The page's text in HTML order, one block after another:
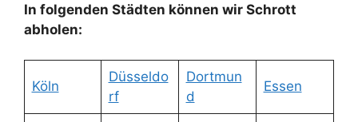
In folgenden Städten können wir Schrott
abholen:
Köln
Düsseldo
rf
Dortmun
d
Essen